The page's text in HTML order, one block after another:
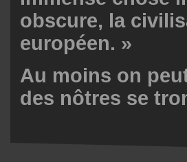
obscure, la
européen. »
Au moins on
des nôtres se